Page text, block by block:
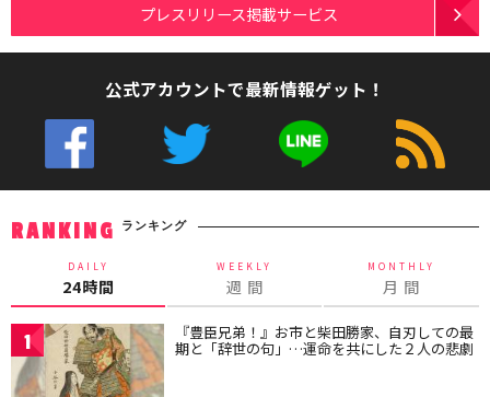
プレスリリース掲載サービス
公式アカウントで最新情報ゲット！
RANKING ランキング
DAILY
24時間
WEEKLY
週 間
MONTHLY
月 間
1 『豊臣兄弟！』お市と柴田勝家、自刃しての最
期と「辞世の句」…運命を共にした２人の悲劇